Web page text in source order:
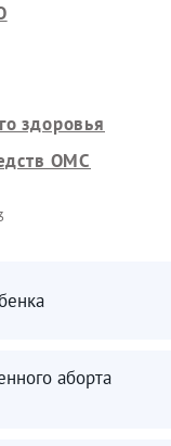
здоровья
ОМС
аборта